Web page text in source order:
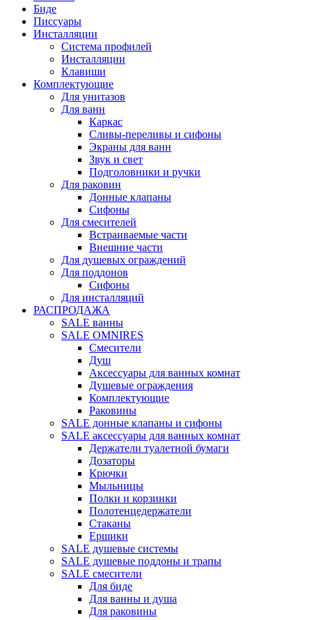
Биде
Писсуары
Инсталляции
Система профилей
Инсталляции
Клавиши
Комплектующие
Для унитазов
Для ванн
Каркас
Сливы-переливы и сифоны
Экраны для ванн
Звук и свет
Подголовники и ручки
Для раковин
Донные клапаны
Сифоны
Для смесителей
Встраиваемые части
Внешние части
Для душевых ограждений
Для поддонов
Сифоны
Для инсталляций
РАСПРОДАЖА
SALE ванны
SALE OMNIRES
Смесители
Душ
Аксессуары для ванных комнат
Душевые ограждения
Комплектующие
Раковины
SALE донные клапаны и сифоны
SALE аксессуары для ванных комнат
Держатели туалетной бумаги
Дозаторы
Крючки
Мыльницы
Полки и корзинки
Полотенцедержатели
Стаканы
Ершики
SALE душевые системы
SALE душевые поддоны и трапы
SALE смесители
Для биде
Для ванны и душа
Для раковины